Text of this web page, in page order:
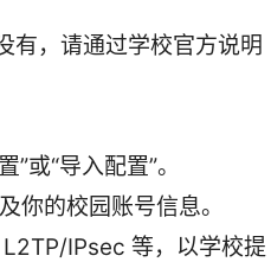
有，请通过学校官方说明
或“导入配置”。
你的校园账号信息。
IPsec 等，以学校提